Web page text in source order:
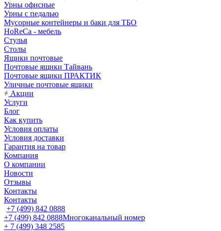
Урны офисные
Урны с педалью
Мусорные контейнеры и баки для ТБО
HoReCa - мебель
Стулья
Столы
Ящики почтовые
Почтовые ящики Тайвань
Почтовые ящики ПРАКТИК
Уличные почтовые ящики
Акции
Услуги
Блог
Как купить
Условия оплаты
Условия доставки
Гарантия на товар
Компания
О компании
Новости
Отзывы
Контакты
Контакты
+7 (499) 842 0888
+7 (499) 842 0888Многоканальный номер
+ 7 (499) 348 2585